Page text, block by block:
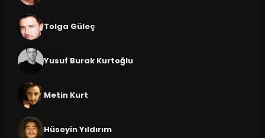
Tolga Güleç
Yusuf Burak Kurtoğlu
Metin Kurt
Hüseyin Yıldırım